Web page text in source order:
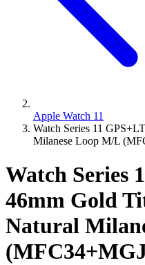
Apple Watch 11
Watch Series 11
Milanese Loop M/L
Watch Series
46mm Gold
Natural